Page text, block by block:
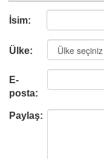
İsim:
Ülke:
E-
posta:
Paylaş: